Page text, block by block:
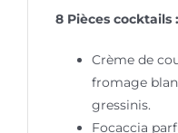
8 Pièces cocktails :
Crème de
fromage
gressinis.
Focaccia